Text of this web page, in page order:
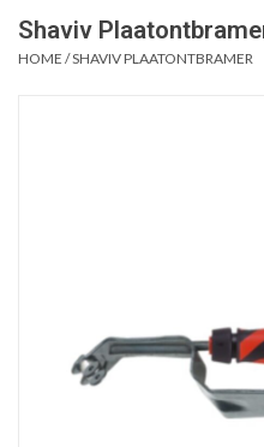
Alles om te Frezen |
Shaviv
HOME /SHAVIV PLAATONTBRAMER